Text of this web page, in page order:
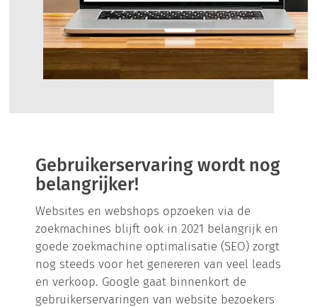
Gebruikerservaring wordt nog
belangrijker!
Websites en webshops opzoeken via de
zoekmachines blijft ook in 2021 belangrijk en
goede zoekmachine optimalisatie (SEO) zorgt
nog steeds voor het genereren van veel leads
en verkoop. Google gaat binnenkort de
gebruikerservaringen van website bezoekers